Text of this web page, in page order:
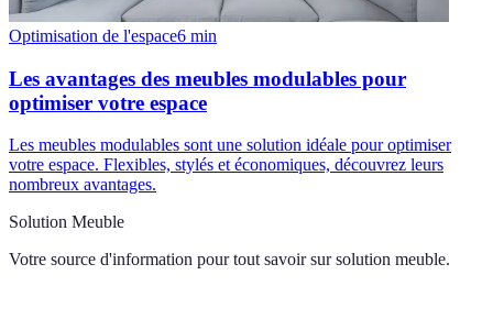
Optimisation de l'espace6 min
Les avantages des meubles modulables pour
optimiser votre espace
Les meubles modulables sont une solution idéale pour optimiser
votre espace. Flexibles, stylés et économiques, découvrez leurs
nombreux avantages.
Solution Meuble
Votre source d'information pour tout savoir sur solution meuble.